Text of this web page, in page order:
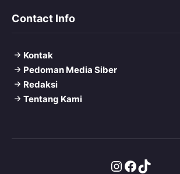
Contact Info
Kontak
Pedoman Media Siber
Redaksi
Tentang Kami
Instagram
Facebook
TikTok